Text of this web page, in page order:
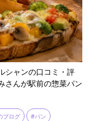
シャンの口コミ・評
さんが駅前の惣菜パン
ブログ #パン